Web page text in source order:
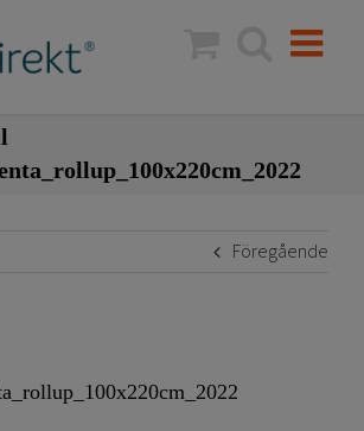
Föregående